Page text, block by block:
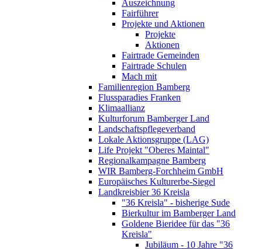
Auszeichnung
Fairführer
Projekte und Aktionen
Projekte
Aktionen
Fairtrade Gemeinden
Fairtrade Schulen
Mach mit
Familienregion Bamberg
Flussparadies Franken
Klimaallianz
Kulturforum Bamberger Land
Landschaftspflegeverband
Lokale Aktionsgruppe (LAG)
Life Projekt "Oberes Maintal"
Regionalkampagne Bamberg
WIR Bamberg-Forchheim GmbH
Europäisches Kulturerbe-Siegel
Landkreisbier 36 Kreisla
"36 Kreisla" - bisherige Sude
Bierkultur im Bamberger Land
Goldene Bieridee für das "36
Kreisla"
Jubiläum - 10 Jahre "36